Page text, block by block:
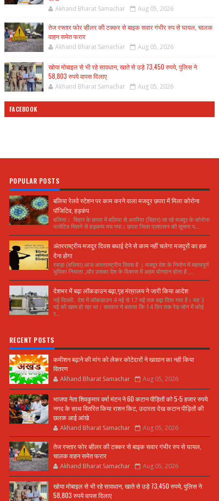
Akhand Bharat Samachar Aug 05, 2026
तेज रफ्तार फोर व्हीलर की टक्कर से बाइक सवार गंभीर रुप से घायल, चालक
वाहन समेत फरार
Akhand Bharat Samachar Aug 05, 2026
खोया मोबाइल से भी रहे सावधान, खाते से उड़े 73,450 रुपये, पुलिस ने
58,803 रुपये वापस दिलाए
Akhand Bharat Samachar Aug 05, 2026
FACEBOOK
POPULAR POSTS
बलिया रेलवे स्टेशन पर काम करने वाला मजदूर छपरा में मिला कोरोना
पॉजिटिव, हड़कंप
बलिया। बिहार के छपरा में बलिया से अररिया (बिहार) जा रहे मजदूर के कोरोना
पाजेटिव मिलने से हड़कम्प मच गया। छपरा जिला प्रशासन की सूचना प...
अंतरराष्ट्रीय मजदूर दिवस बधाई देने से काम नहीं चलेगा मजदूरों का हक
देना होगा
रसड़ा (बलिया) आज अंतरराष्ट्रीय दिवस है । मजदूर देश के निर्माण में महत्वपूर्ण
भूमिका निभाता ,और उसका देश के विकास में अहम योगदान होता है ,...
देशभर में बढ़ा लॉकडाउन बढ़ा,गृह मंत्रालय ने जारी किया आदेश
नई दिल्ली. देश में लॉकडाउन 4 मई से 17 मई तक बढ़ा दिया गया है। यह 3
मई को खत्म हो रहा था। सरकार ने बताया कि 14 दिन तक रेड जोन में कोई
र...
RECENT POSTS
कमीशन बढ़ाने की मांग को लेकर कोटेदारों ने खाद्यान का नही किया
वितरण
Akhand Bharat Samachar Aug 05, 2026
भाजपा नेता शिवकुमार वर्मा मंटन ने 60 कटान पीड़ितों को 5-5 हजार रुपये
नगद के साथ वितरित किया राशन किट, उदारता देख कटान पीड़ितों की
छलक आई आंखे
Akhand Bharat Samachar Aug 05, 2026
तेज रफ्तार फोर व्हीलर की टक्कर से बाइक सवार गंभीर रुप से घायल,
चालक वाहन समेत फरार
Akhand Bharat Samachar Aug 05, 2026
खोया मोबाइल से भी रहे सावधान, खाते से उड़े 73,450 रुपये, पुलिस ने
58,803 रुपये वापस दिलाए